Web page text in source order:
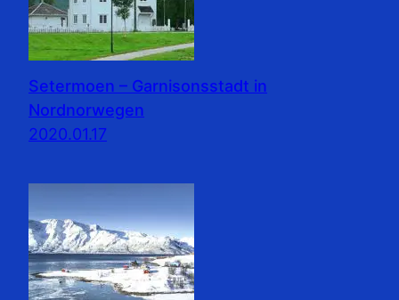
Setermoen – Garnisonsstadt in
Nordnorwegen
2020.01.17